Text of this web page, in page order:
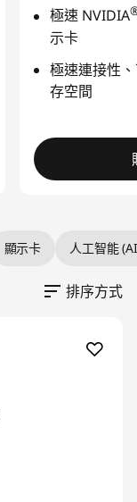
極速 NVIDIA
示卡
極速連接性
存空間
顯示卡 人工智能
排序方式